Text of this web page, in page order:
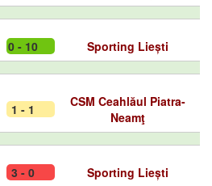
0 - 10 Sporting Liești
1 - 1
CSM Ceahlăul Piatra-
Neamţ
3 - 0 Sporting Liești